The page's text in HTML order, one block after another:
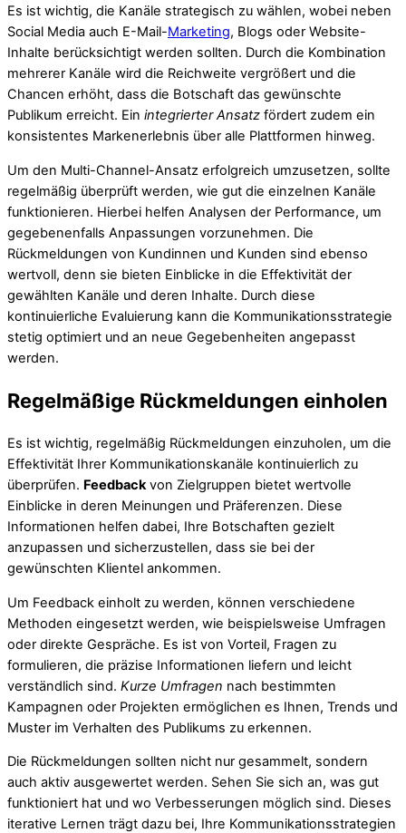
Es ist wichtig, die Kanäle strategisch zu wählen, wobei neben
Social Media auch E-Mail-Marketing, Blogs oder Website-
Inhalte berücksichtigt werden sollten. Durch die Kombination
mehrerer Kanäle wird die Reichweite vergrößert und die
Chancen erhöht, dass die Botschaft das gewünschte
Publikum erreicht. Ein integrierter Ansatz fördert zudem ein
konsistentes Markenerlebnis über alle Plattformen hinweg.
Um den Multi-Channel-Ansatz erfolgreich umzusetzen, sollte
regelmäßig überprüft werden, wie gut die einzelnen Kanäle
funktionieren. Hierbei helfen Analysen der Performance, um
gegebenenfalls Anpassungen vorzunehmen. Die
Rückmeldungen von Kundinnen und Kunden sind ebenso
wertvoll, denn sie bieten Einblicke in die Effektivität der
gewählten Kanäle und deren Inhalte. Durch diese
kontinuierliche Evaluierung kann die Kommunikationsstrategie
stetig optimiert und an neue Gegebenheiten angepasst
werden.
Regelmäßige Rückmeldungen einholen
Es ist wichtig, regelmäßig Rückmeldungen einzuholen, um die
Effektivität Ihrer Kommunikationskanäle kontinuierlich zu
überprüfen. Feedbackvon Zielgruppen bietet wertvolle
Einblicke in deren Meinungen und Präferenzen. Diese
Informationen helfen dabei, Ihre Botschaften gezielt
anzupassen und sicherzustellen, dass sie bei der
gewünschten Klientel ankommen.
Um Feedback einholt zu werden, können verschiedene
Methoden eingesetzt werden, wie beispielsweise Umfragen
oder direkte Gespräche. Es ist von Vorteil, Fragen zu
formulieren, die präzise Informationen liefern und leicht
verständlich sind. Kurze Umfragen nach bestimmten
Kampagnen oder Projekten ermöglichen es Ihnen, Trends und
Muster im Verhalten des Publikums zu erkennen.
Die Rückmeldungen sollten nicht nur gesammelt, sondern
auch aktiv ausgewertet werden. Sehen Sie sich an, was gut
funktioniert hat und wo Verbesserungen möglich sind. Dieses
iterative Lernen trägt dazu bei, Ihre Kommunikationsstrategien